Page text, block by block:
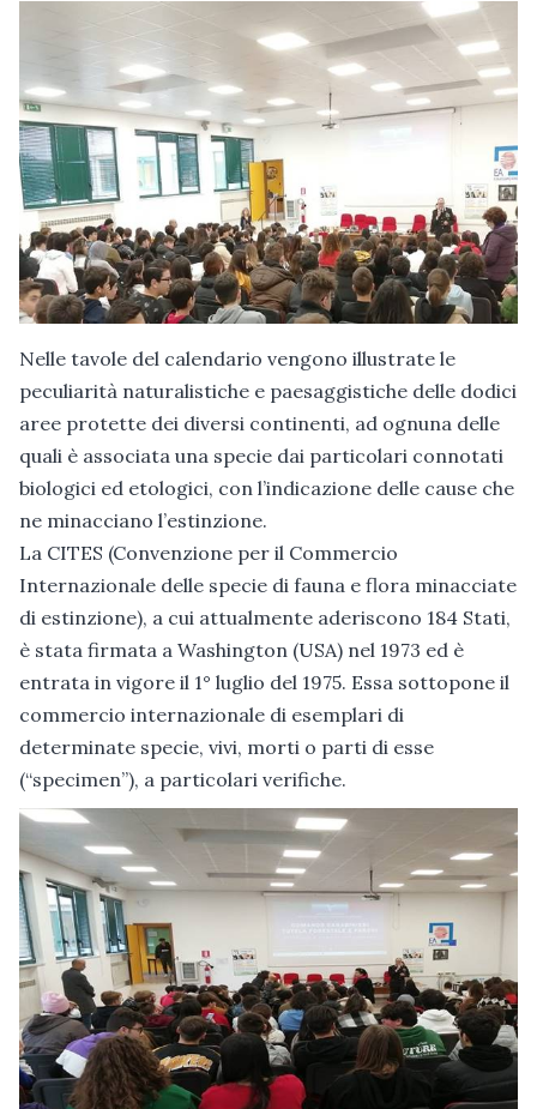
Nelle tavole del calendario vengono illustrate le
peculiarità naturalistiche e paesaggistiche delle dodici
aree protette dei diversi continenti, ad ognuna delle
quali è associata una specie dai particolari connotati
biologici ed etologici, con l’indicazione delle cause che
ne minacciano l’estinzione.
La CITES (Convenzione per il Commercio
Internazionale delle specie di fauna e flora minacciate
di estinzione), a cui attualmente aderiscono 184 Stati,
è stata firmata a Washington (USA) nel 1973 ed è
entrata in vigore il 1° luglio del 1975. Essa sottopone il
commercio internazionale di esemplari di
determinate specie, vivi, morti o parti di esse
(“specimen”), a particolari verifiche.